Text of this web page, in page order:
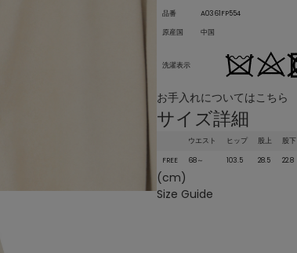
品番
A0361FP554
原産国
中国
洗濯表示
お手入れについてはこちら
サイズ詳細
ウエスト ヒップ 股上 股下
FREE 68～ 103.5 28.5 22.8
(cm)
Size Guide